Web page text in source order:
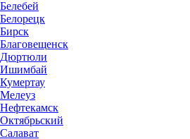
Белебей
Белорецк
Бирск
Благовещенск
Дюртюли
Ишимбай
Кумертау
Мелеуз
Нефтекамск
Октябрьский
Салават